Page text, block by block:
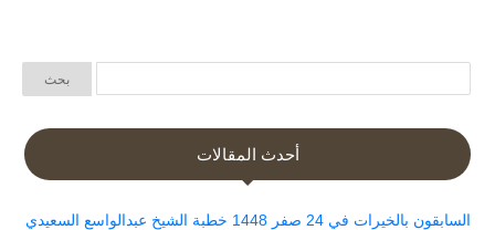
أحدث المقالات
السابقون بالخيرات في 24 صفر 1448 خطبة الشيخ عبدالواسع السعيدي